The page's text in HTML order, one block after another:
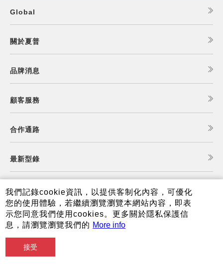
Global
關於夏普
品牌消息
顧客服務
合作通路
最新型錄
食譜查詢
夏普可購樂線上商城
我們記錄cookie資訊，以提供客制化內容，可優化
您的使用體驗，若繼續瀏覽瀏覽本網站內容，即表
示您同意我們使用cookies。更多關於隱私保護信
息，請瀏覽瀏覽我們的 More info
接受